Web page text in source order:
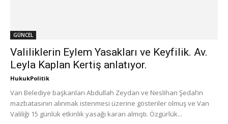
GÜNCEL
Valiliklerin Eylem Yasakları ve Keyfilik. Av.
Leyla Kaplan Kertiş anlatıyor.
HukukPolitik -
Van Belediye başkanları Abdullah Zeydan ve Neslihan Şedal’ın
mazbatasının alınmak istenmesi üzerine gösteriler olmuş ve Van
Valiliği 15 günlük etkinlik yasağı kararı almıştı. Özgürlük...